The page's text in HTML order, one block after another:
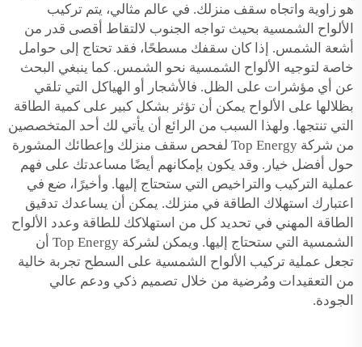
هو زاوية واتجاه سقف منزلك. في عالم مثالي، يتم تركيب
الألواح الشمسية بحيث تواجه الجنوب لالتقاط أقصى قدر من
أشعة الشمس. إذا كان سقفك مسطحًا، فقد تحتاج إلى حوامل
خاصة لتوجيه الألواح الشمسية نحو الشمس. كما ينبغي البحث
عن أي مؤشرات على الظل. فالأشجار أو الهياكل التي تلقي
بظلالها على الألواح يمكن أن تؤثر بشكل كبير على كمية الطاقة
التي تنتجها. ولهذا السبب من الرائع أن يأتي لك أحد المتخصصين
من شركة Top Energy لفحص سقف منزلك وإعطائك المشورة
حول أفضل خيار. وقد يكون بإمكانهم أيضًا مساعدتك على فهم
عملية التركيب والتراخيص التي ستحتاج إليها. وأخيرًا، ضع في
اعتبارك استهلاك الطاقة في منزلك. يمكن أن يساعدك تدقيق
الطاقة المهني في تحديد كل من استهلاكك للطاقة وعدد الألواح
الشمسية التي ستحتاج إليها. ويمكن لشركة Top Energy أن
تجعل عملية تركيب الألواح الشمسية على السطح تجربة خالية
من التعقيدات ومُرضية من خلال تصميم ذكي ودعم عالي
الجودة.